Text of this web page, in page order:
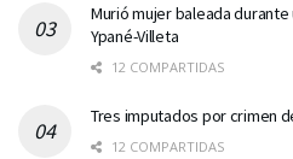
Murió mujer baleada
Ypané-Villeta
12 COMPARTIDAS
Tres imputados por crimen
12 COMPARTIDAS